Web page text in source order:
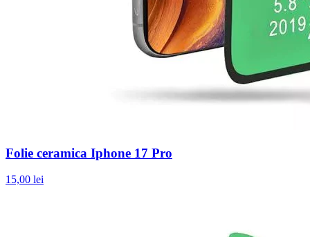
Folie ceramica Iphone 17 Pro
15,00 lei